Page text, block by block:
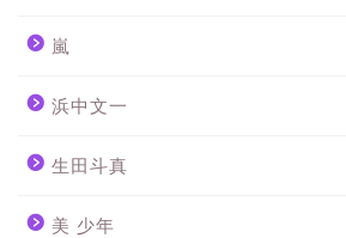
嵐
浜中文一
生田斗真
美 少年